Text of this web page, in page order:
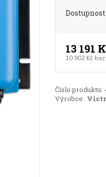
Dostupnost
13 191
10 902 Kč
Číslo produktu:
Výrobce: